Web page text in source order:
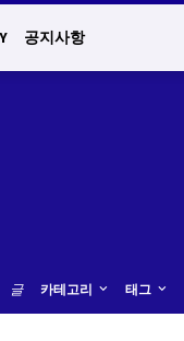
공지사항
글 카테고리 태그